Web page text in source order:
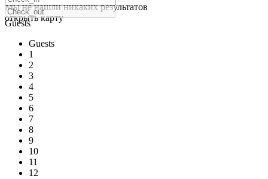
Мы не нашли никаких результатов
открыть карту
Guests
Guests
1
2
3
4
5
6
7
8
9
10
11
12